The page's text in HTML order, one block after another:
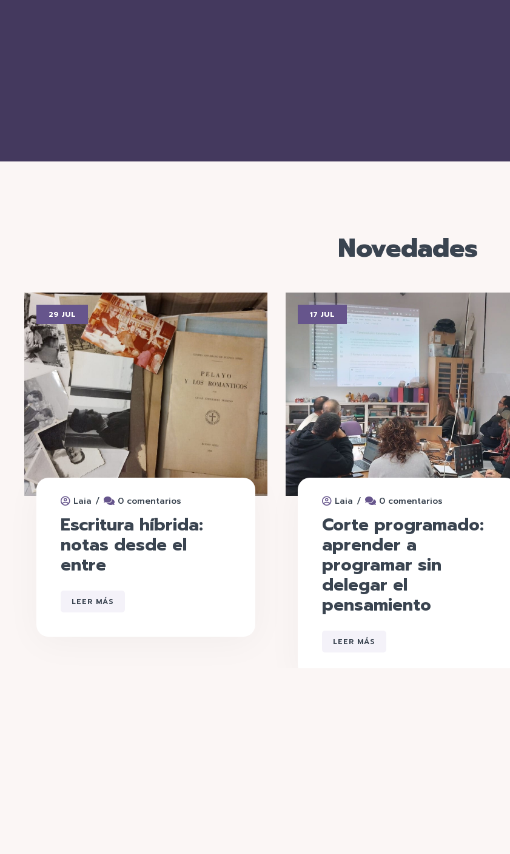
Novedades
29 JUL
Laia / 0 comentarios
Escritura híbrida:
notas desde el
entre
LEER MÁS
17 JUL
Laia / 0 comentarios
Corte programado:
aprender a
programar sin
delegar el
pensamiento
LEER MÁS